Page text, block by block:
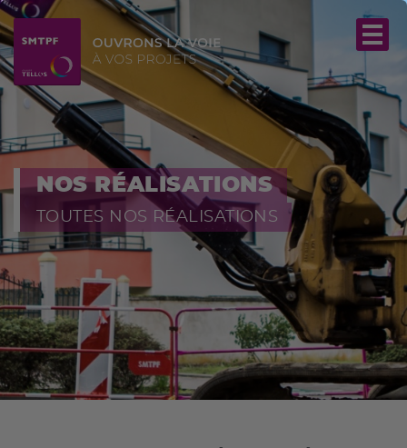
NOS RÉALISATIONS
TOUTES NOS RÉALISATIONS